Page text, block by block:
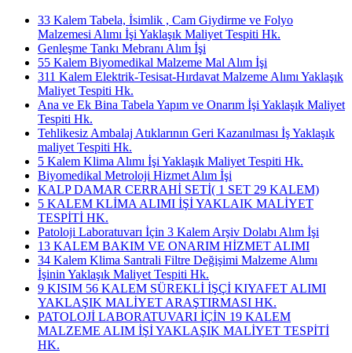
33 Kalem Tabela, İsimlik , Cam Giydirme ve Folyo
Malzemesi Alımı İşi Yaklaşık Maliyet Tespiti Hk.
Genleşme Tankı Mebranı Alım İşi
55 Kalem Biyomedikal Malzeme Mal Alım İşi
311 Kalem Elektrik-Tesisat-Hırdavat Malzeme Alımı Yaklaşık
Maliyet Tespiti Hk.
Ana ve Ek Bina Tabela Yapım ve Onarım İşi Yaklaşık Maliyet
Tespiti Hk.
Tehlikesiz Ambalaj Atıklarının Geri Kazanılması İş Yaklaşık
maliyet Tespiti Hk.
5 Kalem Klima Alımı İşi Yaklaşık Maliyet Tespiti Hk.
Biyomedikal Metroloji Hizmet Alım İşi
KALP DAMAR CERRAHİ SETİ( 1 SET 29 KALEM)
5 KALEM KLİMA ALIMI İŞİ YAKLAIK MALİYET
TESPİTİ HK.
Patoloji Laboratuvarı İçin 3 Kalem Arşiv Dolabı Alım İşi
13 KALEM BAKIM VE ONARIM HİZMET ALIMI
34 Kalem Klima Santrali Filtre Değişimi Malzeme Alımı
İşinin Yaklaşık Maliyet Tespiti Hk.
9 KISIM 56 KALEM SÜREKLİ İŞÇİ KIYAFET ALIMI
YAKLAŞIK MALİYET ARAŞTIRMASI HK.
PATOLOJİ LABORATUVARI İÇİN 19 KALEM
MALZEME ALIM İŞİ YAKLAŞIK MALİYET TESPİTİ
HK.